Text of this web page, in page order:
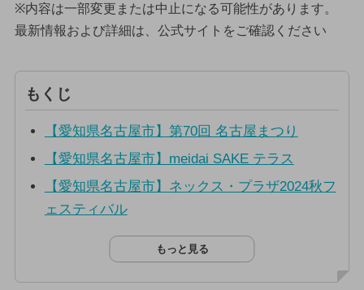
※内容は一部変更または中止になる可能性があります。
最新情報および詳細は、公式サイトをご確認ください
もくじ
【愛知県名古屋市】第70回 名古屋まつり
【愛知県名古屋市】meidai SAKE テラス
【愛知県名古屋市】ネックス・プラザ2024秋フ
ェスティバル
もっと見る